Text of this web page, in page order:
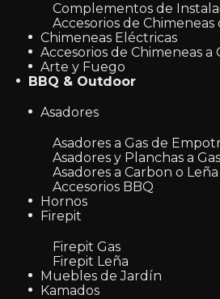
Complementos de
Accesorios de Chimeneas
Chimeneas Eléctricas
Accesorios de Chimeneas a
Arte y Fuego
BBQ & Outdoor
Asadores
Asadores a Gas de
Asadores y Planchas a Gas
Asadores a Carbon o Leña
Accesorios BBQ
Hornos
Firepit
Firepit Gas
Firepit Leña
Muebles de Jardín
Kamados